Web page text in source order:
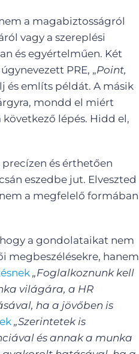
a magabiztosságról
vagy a szereplési
és egyértelműen. Két
PRE, „Point,
és említs példát. A másik
mondd el miért
lépés. Hidd el,
precízen és érthetően
eszedbe jut. Elveszted
a megfelelő formában
a gondolataikat nem
megbeszélésekre, hanem
„Foglalkoznunk kell
világára, a HR
ha a jövőben is
„Szerintetek is
és annak a munka